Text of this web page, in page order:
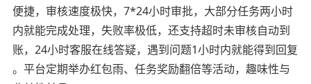
便捷，审核速度极快，7*24小时审批，大部分任务两小时
内就能完成处理，失败率极低，还支持超时未审核自动到
账，24小时客服在线答疑，遇到问题1小时内就能得到回复
。平台定期举办红包雨、任务奖励翻倍等活动，趣味性与